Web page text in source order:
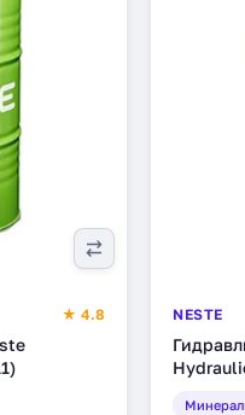
★ 4.8 NESTE